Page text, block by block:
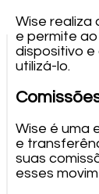
Wise
e permite
dispositivo
utilizá-lo.
Wise é uma
e
suas
esses